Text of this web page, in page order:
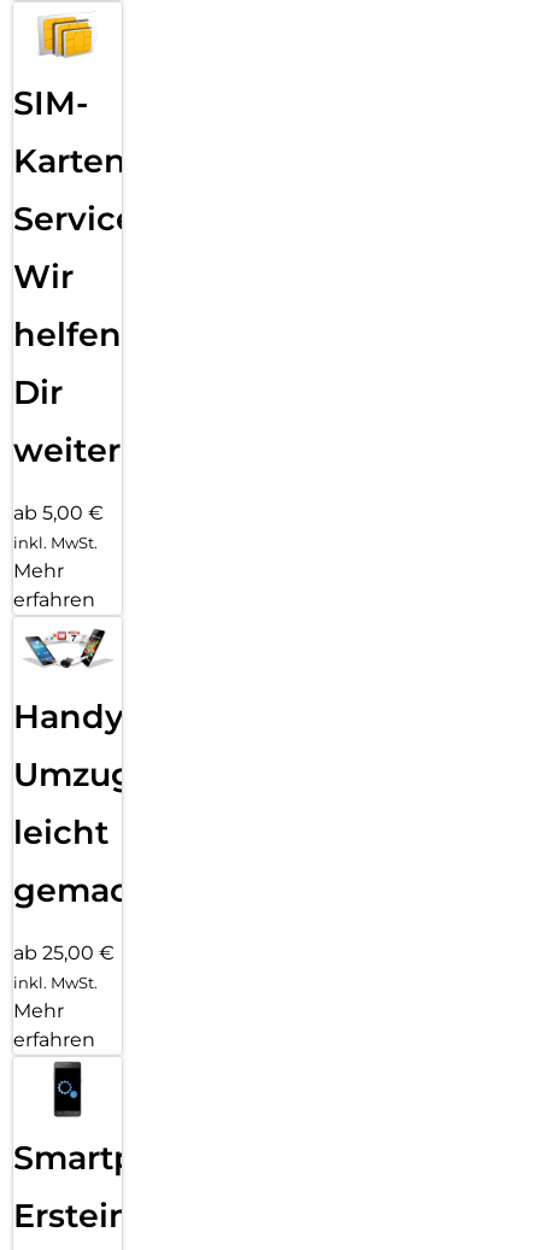
SIM-
Karten
Service:
Wir
helfen
Dir
weiter
ab 5,00 €
inkl. MwSt.
Mehr
erfahren
Handy
Umzug
leicht
gemacht!
ab 25,00 €
inkl. MwSt.
Mehr
erfahren
Smartphone
Ersteinrichtung